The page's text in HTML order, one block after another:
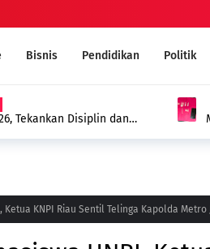
Bisnis Pendidikan Politik
Ditangkap Polisi dengan
KNPI Riau Sentil Telinga Kapolda Metro